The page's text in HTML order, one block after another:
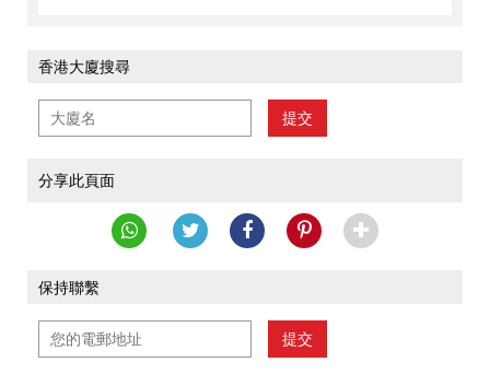
香港大廈搜尋
提交
分享此頁面
保持聯繫
提交